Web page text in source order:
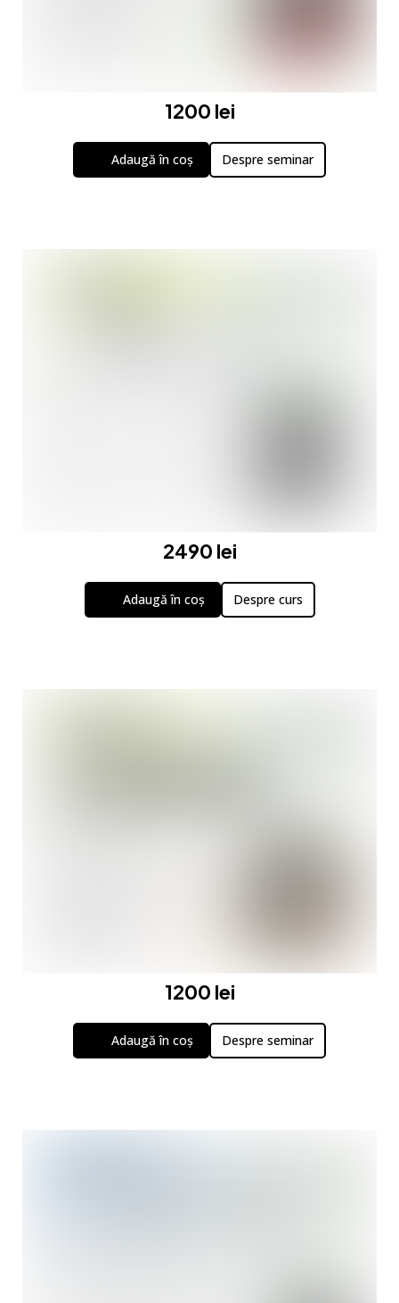
1200 lei
Adaugă în coș Despre seminar
2490 lei
Adaugă în coș Despre curs
1200 lei
Adaugă în coș Despre seminar